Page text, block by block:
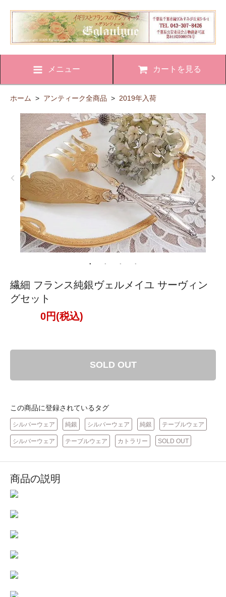
メニュー カートを見る
ホーム > アンティーク全商品 > 2019年入荷
繊細 フランス純銀ヴェルメイユ サーヴィン
グセット
0円(税込)
SOLD OUT
この商品に登録されているタグ
シルバーウェア 純銀 シルバーウェア 純銀 テーブルウェア
シルバーウェア テーブルウェア カトラリー SOLD OUT
商品の説明